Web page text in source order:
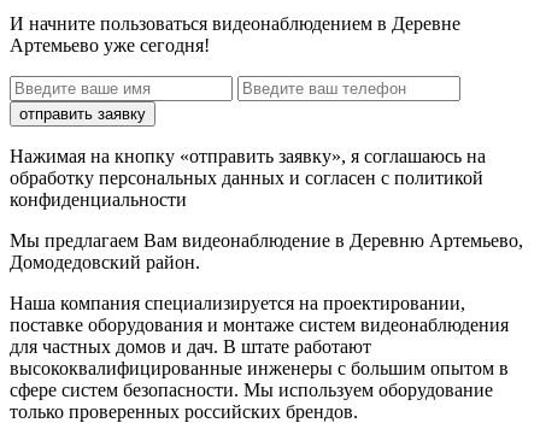
И начните пользоваться видеонаблюдением в Деревне
Артемьево уже сегодня!
отправить заявку
Нажимая на кнопку «отправить заявку», я соглашаюсь на
обработку персональных данных и согласен с политикой
конфиденциальности
Мы предлагаем Вам видеонаблюдение в Деревню Артемьево,
Домодедовский район.
Наша компания специализируется на проектировании,
поставке оборудования и монтаже систем видеонаблюдения
для частных домов и дач. В штате работают
высококвалифицированные инженеры с большим опытом в
сфере систем безопасности. Мы используем оборудование
только проверенных российских брендов.